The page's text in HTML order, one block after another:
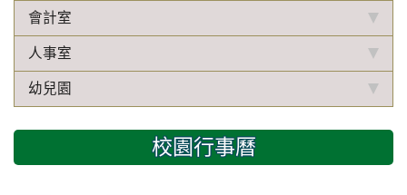
會計室
人事室
幼兒園
校園行事曆